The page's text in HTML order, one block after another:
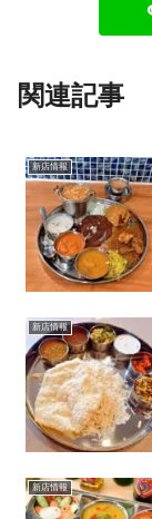
関連記事
新店情報
新店情報
新店情報